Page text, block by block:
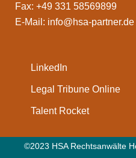
Fax: +49 331 58569899
E-Mail: info@hsa-partner.de
LinkedIn
Legal Tribune Online
Talent Rocket
©2023 HSA Rechtsanwälte